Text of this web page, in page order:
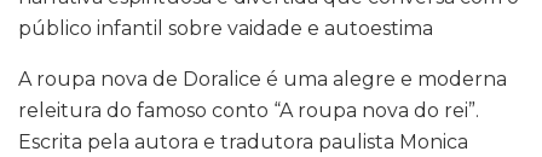
público infantil sobre vaidade e autoestima
A roupa nova de Doralice é uma alegre e moderna
releitura do famoso conto “A roupa nova do rei”.
Escrita pela autora e tradutora paulista Monica